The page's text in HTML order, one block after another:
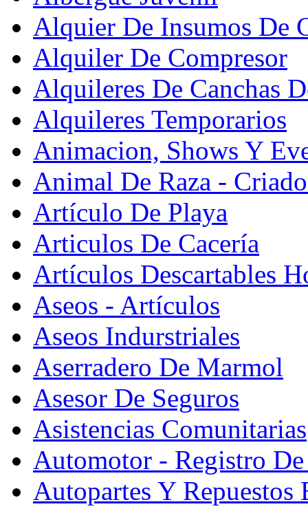
Alquier De Insumos De
Alquiler De Compresor
Alquileres De Canchas
Alquileres Temporarios
Animacion, Shows Y
Animal De Raza -
Artículo De Playa
Articulos De Cacería
Artículos Descartables
Aseos - Artículos
Aseos Indurstriales
Aserradero De Marmol
Asesor De Seguros
Asistencias Comunitarias
Automotor - Registro
Autopartes Y Repuestos